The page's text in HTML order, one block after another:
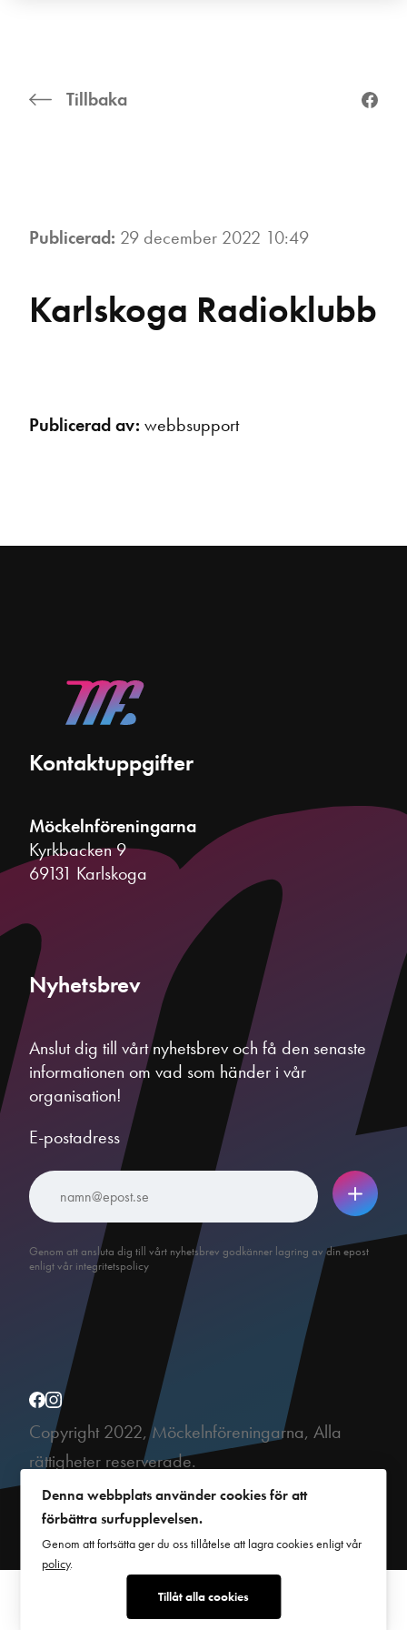
Tillbaka
Publicerad: 29 december 2022 10:49
Karlskoga Radioklubb
Publicerad av: webbsupport
Kontaktuppgifter
Möckelnföreningarna
Kyrkbacken 9
69131 Karlskoga
Nyhetsbrev
Anslut dig till vårt nyhetsbrev och få den senaste
informationen om vad som händer i vår
organisation!
E-postadress
Genom att ansluta dig till vårt nyhetsbrev godkänner lagring av din epost
enligt vår integritetspolicy
Copyright 2022, Möckelnföreningarna, Alla
rättigheter reserverade.
Terms of Serviceapply.
Denna webbplats använder cookies för att
förbättra surfupplevelsen.
Genom att fortsätta ger du oss tillåtelse att lagra cookies enligt vår
policy.
Tillåt alla cookies